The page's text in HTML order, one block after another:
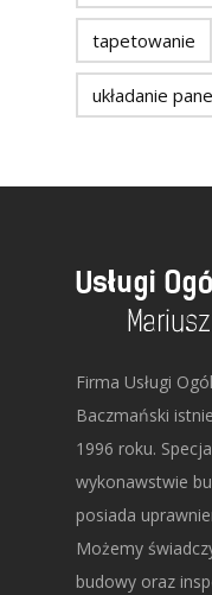
tapetowanie
układanie
Firma Usługi
Baczmański
1996 roku.
wykonawstwie
posiada
Możemy
budowy oraz